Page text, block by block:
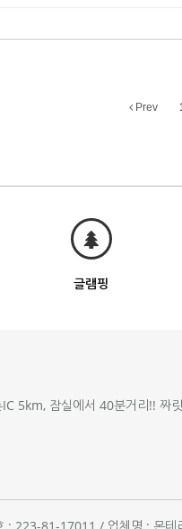
Prev
글램핑
IC 5km, 잠실에서 40분거리!! 짜